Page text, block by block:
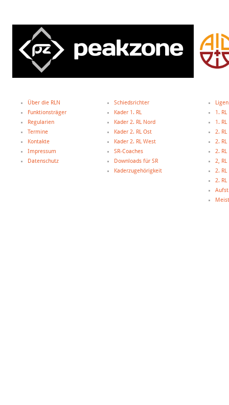
Über die RLN
Funktionsträger
Regularien
Termine
Kontakte
Impressum
Datenschutz
Schiedsrichter
Kader 1. RL
Kader 2. RL Nord
Kader 2. RL Ost
Kader 2. RL West
SR-Coaches
Downloads für SR
Kaderzugehörigkeit
Ligen
1.
1.
2.
2.
2.
2,
2.
2.